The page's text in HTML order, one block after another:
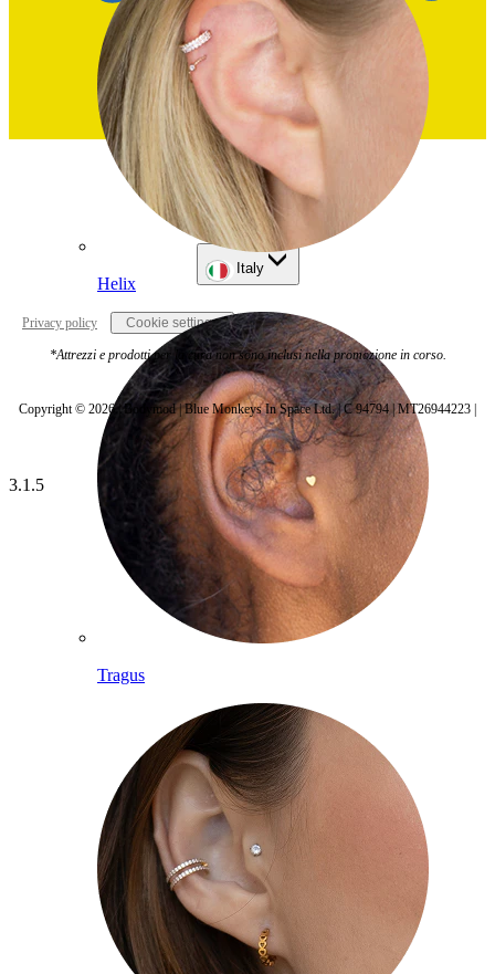
Helix
Tragus
Italy
Privacy policy Cookie settings
*Attrezzi e prodotti per la cura non sono inclusi nella promozione in corso.
Copyright © 2026 | Bodymod | Blue Monkeys In Space Ltd. | C 94794 | MT26944223 |
3.1.5